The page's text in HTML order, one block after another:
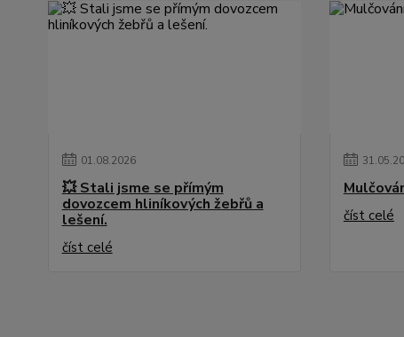
01.08.2026
💥 Stali jsme se přímým
dovozcem hliníkových žebřů a
lešení.
číst celé
31.05.
číst celé